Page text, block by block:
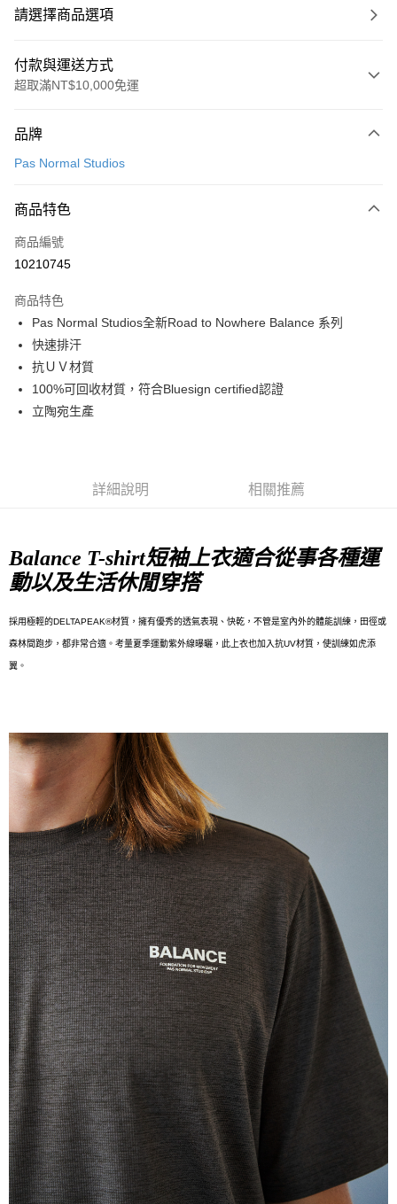
請選擇商品選項
付款與運送方式
超取滿NT$10,000免運
信用卡一次付款
LINE Pay
Apple Pay
運送方式
全家店到店
每筆NT$80，滿NT$10,000(含以上)免運費
付款後全家取貨
每筆NT$80，滿NT$10,000(含以上)免運費
宅配
品牌
Pas Normal Studios
商品特色
商品編號
10210745
商品特色
Pas Normal Studios全新Road to Nowhere Balance 系列
快速排汗
抗ＵＶ材質
100%可回收材質，符合Bluesign certified認證
立陶宛生產
詳細說明 相關推薦
Balance T-shirt短袖上衣適合從事各種運
動以及生活休閒穿搭
採用極輕的DELTAPEAK®材質，擁有優秀的透氣表現、快乾，不管是室內外的體能訓練，田徑或
森林間跑步，都非常合適。考量夏季運動紫外線曝曬，此上衣也加入抗UV材質，使訓練如虎添
翼。